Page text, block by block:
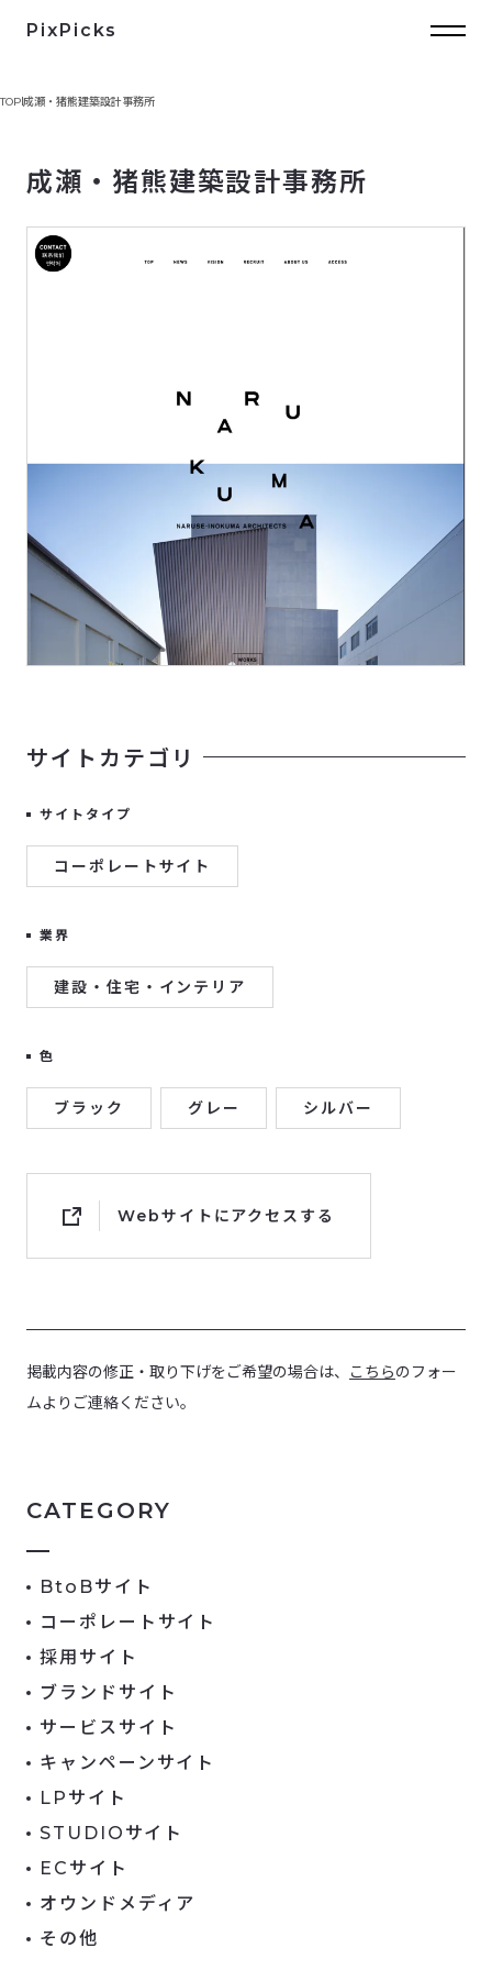
PixPicks
TOP成瀬・猪熊建築設計事務所
成瀬・猪熊建築設計事務所
サイトカテゴリ
サイトタイプ
コーポレートサイト
業界
建設・住宅・インテリア
色
ブラック グレー シルバー
Webサイトにアクセスする
掲載内容の修正・取り下げをご希望の場合は、 こちらのフォー
ムよりご連絡ください。
CATEGORY
BtoBサイト
コーポレートサイト
採用サイト
ブランドサイト
サービスサイト
キャンペーンサイト
LPサイト
STUDIOサイト
ECサイト
オウンドメディア
その他